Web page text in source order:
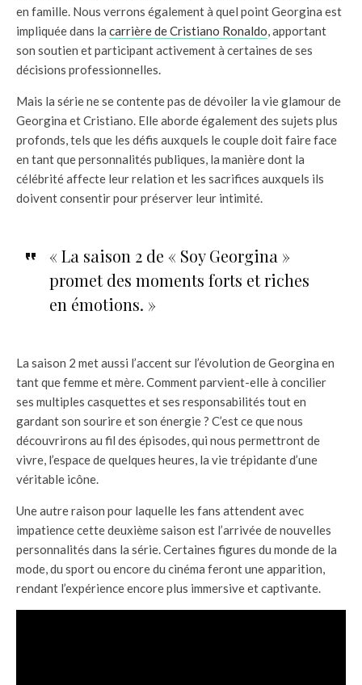
en famille. Nous verrons également à quel point Georgina est
impliquée dans la carrière de Cristiano Ronaldo , apportant
son soutien et participant activement à certaines de ses
décisions professionnelles.
Mais la série ne se contente pas de dévoiler la vie glamour de
Georgina et Cristiano. Elle aborde également des sujets plus
profonds, tels que les défis auxquels le couple doit faire face
en tant que personnalités publiques, la manière dont la
célébrité affecte leur relation et les sacrifices auxquels ils
doivent consentir pour préserver leur intimité.
« La saison 2 de « Soy Georgina »
promet des moments forts et riches
en émotions. »
La saison 2 met aussi l’accent sur l’évolution de Georgina en
tant que femme et mère. Comment parvient-elle à concilier
ses multiples casquettes et ses responsabilités tout en
gardant son sourire et son énergie ? C’est ce que nous
découvrirons au fil des épisodes, qui nous permettront de
vivre, l’espace de quelques heures, la vie trépidante d’une
véritable icône.
Une autre raison pour laquelle les fans attendent avec
impatience cette deuxième saison est l’arrivée de nouvelles
personnalités dans la série. Certaines figures du monde de la
mode, du sport ou encore du cinéma feront une apparition,
rendant l’expérience encore plus immersive et captivante.